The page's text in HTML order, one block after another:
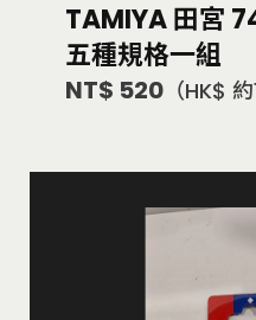
TAMIYA 田宮
五種規格一組
NT$ 520 （HK$ 約